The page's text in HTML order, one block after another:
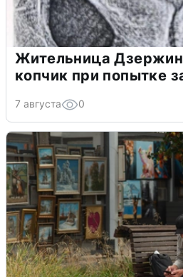
Жительница
копчик при попытке
7 августа 0